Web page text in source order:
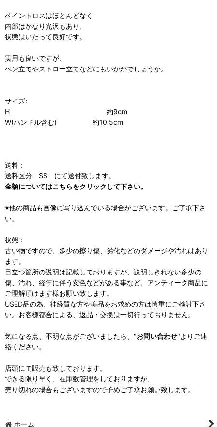
ペイントロスはほとんどなく
内部はかなり光沢もあり、
状態はいたって良好です。
実用も良いですが、
ペン立てやストロー立てなどにもいかがでしょうか。
サイズ:
H 約9cm
W(ハンドル含む) 約10.5cm
送料：
送料区分 SS にて送付致します。
金額についてはこちらをクリックして下さい。
※他の商品も画像に写り込んでいる場合がございます。ご了承下さ
い。
状態：
古い物ですので、多少の擦り傷、劣化などのダメージや汚れはあり
ます。
目立つ箇所の説明は記載しておりますが、説明しきれない多少の
傷、汚れ、経年に伴う変色などがある事など、アンティーク商品に
ご理解頂けます様お願い致します。
USED品の為、神経質な方や美品をお求めの方は慎重にご検討下さ
い。お客様都合による、返品・交換は一切行っておりません。
気になる点、不明な点がございましたら、"お問い合わせ"よりご連
絡ください。
店頭にて販売も致しております。
できる限り早く、在庫数管理をしておりますが、
売り切れの場合もございますので予めご了承お願い致します。
ホーム